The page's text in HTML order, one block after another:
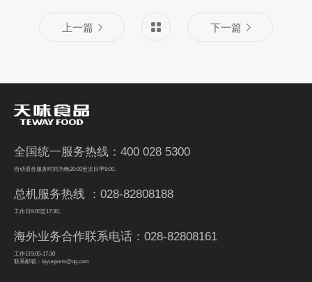
上一篇 下一篇
全国统一服务热线：400 028 5300
自动语音服务时间为晚20:00至次日早9:00。
总机服务热线 ：028-82808188
工作日9:00至17:30。
海外业务合作联系电话：028-82808161
工作日9:00-17:30
联系邮箱：leyusports@qq.com